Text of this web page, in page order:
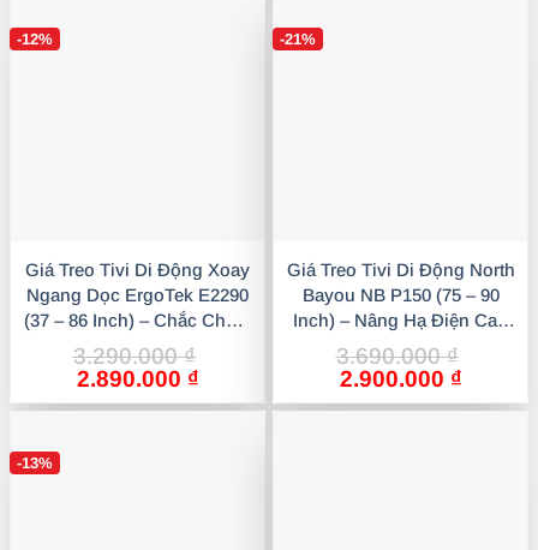
1.390.000 ₫.
-12%
Giá Treo Tivi Di Động Xoay
Ngang Dọc ErgoTek E2290
(37 – 86 Inch) – Chắc Chắn,
Giá Rẻ
3.290.000₫
Giá
gốc
2.890.000 ₫Giá
hiện
-21%
Giá Treo Tivi Di Động North
Bayou NB P150 (75 – 90
Inch) – Nâng Hạ Điện Cao
Cấp
3.690.000₫
Giá
gốc
2.900.000 ₫Giá
hiện
-13%